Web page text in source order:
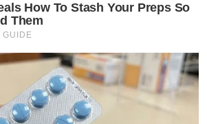
How To Stash Your Preps So
Them
GUIDE